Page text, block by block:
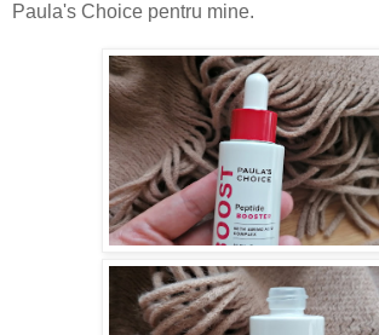
Paula's Choice pentru mine.